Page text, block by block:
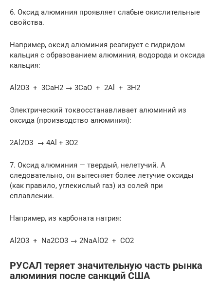
6. Оксид алюминия проявляет слабые окислительные
свойства.
Например, оксид алюминия реагирует с гидридом
кальция с образованием алюминия, водорода и оксида
кальция:
Al2O3 + 3CaH2 → 3CaO + 2Al + 3H2
Электрический токвосстанавливает алюминий из
оксида (производство алюминия):
2Al2O3 → 4Al + 3O2
7. Оксид алюминия — твердый, нелетучий. А
следовательно, он вытесняет более летучие оксиды
(как правило, углекислый газ) из солей при
сплавлении.
Например, из карбоната натрия:
Al2O3 + Na2CO3 → 2NaAlO2 + CO2
РУСАЛ теряет значительную часть рынка
алюминия после санкций США